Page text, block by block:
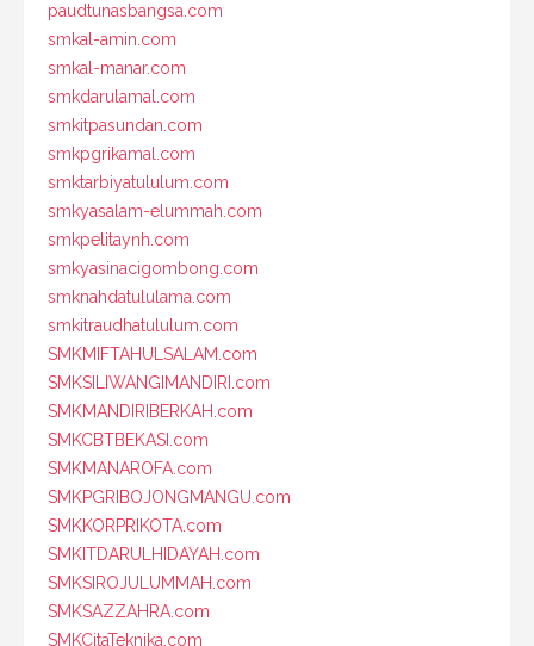
paudtunasbangsa.com
smkal-amin.com
smkal-manar.com
smkdarulamal.com
smkitpasundan.com
smkpgrikamal.com
smktarbiyatululum.com
smkyasalam-elummah.com
smkpelitaynh.com
smkyasinacigombong.com
smknahdatululama.com
smkitraudhatululum.com
SMKMIFTAHULSALAM.com
SMKSILIWANGIMANDIRI.com
SMKMANDIRIBERKAH.com
SMKCBTBEKASI.com
SMKMANAROFA.com
SMKPGRIBOJONGMANGU.com
SMKKORPRIKOTA.com
SMKITDARULHIDAYAH.com
SMKSIROJULUMMAH.com
SMKSAZZAHRA.com
SMKCitaTeknika.com